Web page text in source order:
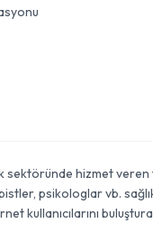
sektöründe hizmet veren
psikologlar vb.
kullanıcılarını